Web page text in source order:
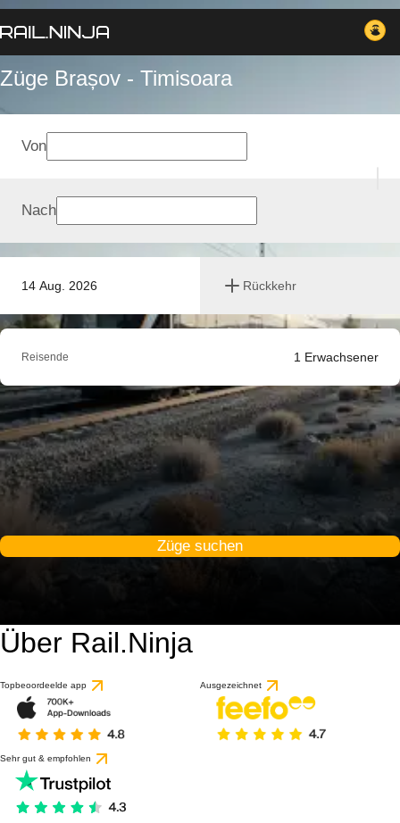
Züge Brașov - Timisoara
14 Aug. 2026 Rückkehr
Von
Nach
Reisende 1 Erwachsener
Züge suchen
Über Rail.Ninja
Topbeoordeelde app Ausgezeichnet
Sehr gut & empfohlen